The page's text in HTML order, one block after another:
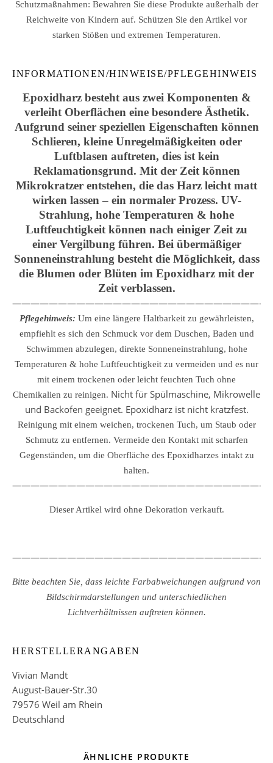
Schutzmaßnahmen: Bewahren Sie diese Produkte außerhalb der
Reichweite von Kindern auf. Schützen Sie den Artikel vor
starken Stößen und extremen Temperaturen.
INFORMATIONEN/HINWEISE/PFLEGEHINWEIS
Epoxidharz besteht aus zwei Komponenten &
verleiht Oberflächen eine besondere Ästhetik.
Aufgrund seiner speziellen Eigenschaften können
Schlieren, kleine Unregelmäßigkeiten oder
Luftblasen auftreten, dies ist kein
Reklamationsgrund. Mit der Zeit können
Mikrokratzer entstehen, die das Harz leicht matt
wirken lassen – ein normaler Prozess. UV-
Strahlung, hohe Temperaturen & hohe
Luftfeuchtigkeit können nach einiger Zeit zu
einer Vergilbung führen. Bei übermäßiger
Sonneneinstrahlung besteht die Möglichkeit, dass
die Blumen oder Blüten im Epoxidharz mit der
Zeit verblassen.
Pflegehinweis: Um eine längere Haltbarkeit zu gewährleisten,
empfiehlt es sich den Schmuck vor dem Duschen, Baden und
Schwimmen abzulegen, direkte Sonneneinstrahlung, hohe
Temperaturen & hohe Luftfeuchtigkeit zu vermeiden und es nur
mit einem trockenen oder leicht feuchten Tuch ohne
Chemikalien zu reinigen. Nicht für Spülmaschine, Mikrowelle
und Backofen geeignet. Epoxidharz ist nicht kratzfest.
Reinigung mit einem weichen, trockenen Tuch, um Staub oder
Schmutz zu entfernen. Vermeide den Kontakt mit scharfen
Gegenständen, um die Oberfläche des Epoxidharzes intakt zu
halten.
Dieser Artikel wird ohne Dekoration verkauft.
Bitte beachten Sie, dass leichte Farbabweichungen aufgrund von
Bildschirmdarstellungen und unterschiedlichen
Lichtverhältnissen auftreten können.
HERSTELLERANGABEN
Vivian Mandt
August-Bauer-Str.30
79576 Weil am Rhein
Deutschland
ÄHNLICHE PRODUKTE